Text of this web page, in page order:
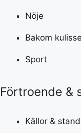
Nöje
Bakom
Sport
Förtroende &
Källor &